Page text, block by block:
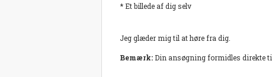
* Et billede af dig selv
Jeg glæder mig til at høre fra dig.
Bemærk:Din ansøgning formidles direkte til